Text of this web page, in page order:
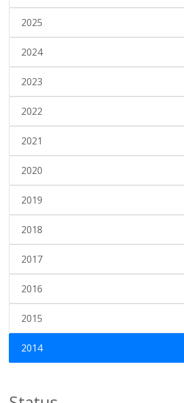
2025
2024
2023
2022
2021
2020
2019
2018
2017
2016
2015
2014